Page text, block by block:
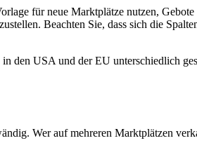
für neue Marktplätze nutzen,
Beachten Sie, dass sich die
den USA und der EU unterschiedlich
Wer auf mehreren Marktplätzen